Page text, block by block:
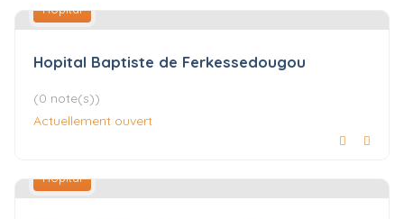
Hôpital
Hopital Baptiste de Ferkessedougou
(0 note(s))
Actuellement ouvert
Hôpital